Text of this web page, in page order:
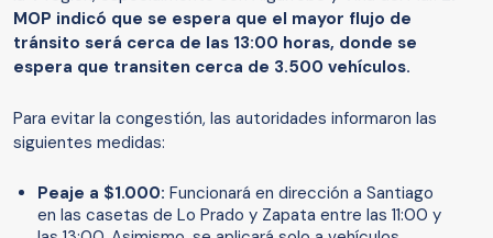
MOP indicó que se espera que el mayor flujo de
tránsito será cerca de las 13:00 horas, donde se
espera que transiten cerca de 3.500 vehículos.
Para evitar la congestión, las autoridades informaron las
siguientes medidas:
Peaje a $1.000: Funcionará en dirección a Santiago
en las casetas de Lo Prado y Zapata entre las 11:00 y